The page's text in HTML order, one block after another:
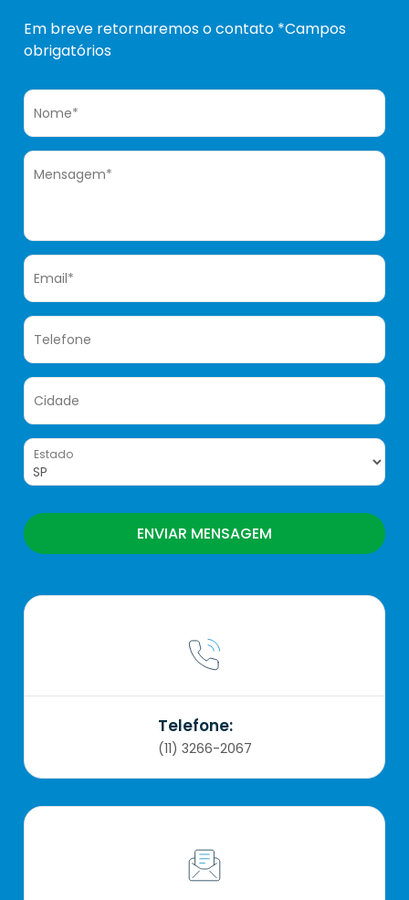
Em breve retornaremos o contato *Campos
obrigatórios
Nome*
Mensagem*
Email*
Telefone
Cidade
Estado
Telefone:
(11) 3266-2067